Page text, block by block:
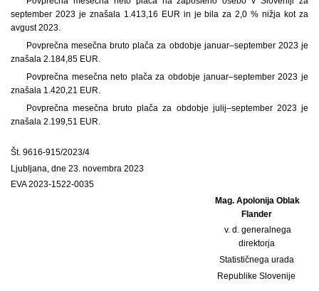
september 2023 je znašala 1.413,16 EUR in je bila za 2,0 % nižja kot za
avgust 2023.
Povprečna mesečna bruto plača za obdobje januar–september 2023 je
znašala 2.184,85 EUR.
Povprečna mesečna neto plača za obdobje januar–september 2023 je
znašala 1.420,21 EUR.
Povprečna mesečna bruto plača za obdobje julij–september 2023 je
znašala 2.199,51 EUR.
Št. 9616-915/2023/4
Ljubljana, dne 23. novembra 2023
EVA 2023-1522-0035
Mag. Apolonija Oblak
Flander
v. d. generalnega
direktorja
Statističnega urada
Republike Slovenije